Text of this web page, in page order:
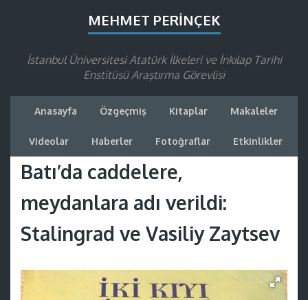
MEHMET PERINÇEK
İstanbul Üniversitesi Atatürk İlkeleri ve İnkılap Tarihi
Enstitüsü Araştırma Görevlisi
Anasayfa Özgeçmiş Kitaplar Makaleler
Videolar Haberler Fotoğraflar Etkinlikler
Batı’da caddelere,
meydanlara adı verildi:
Stalingrad ve Vasiliy Zaytsev